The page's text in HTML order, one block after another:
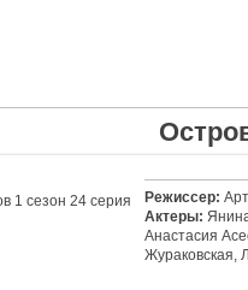
Режиссер:
Актеры:
Анастасия
Жураковская,